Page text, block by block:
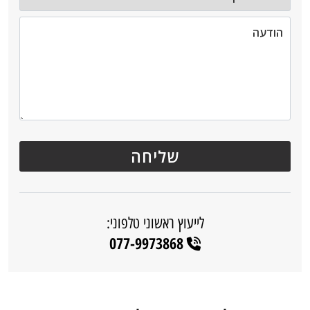
לייעוץ ראשוני טלפוני:
077-9973868